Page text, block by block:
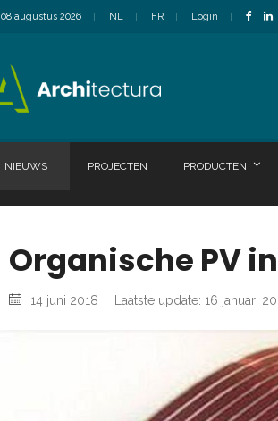
08 augustus 2026 NL FR Login
NIEUWS PROJECTEN PRODUCTEN
Organische PV
14 juni 2018 Laatste update: 16 januari